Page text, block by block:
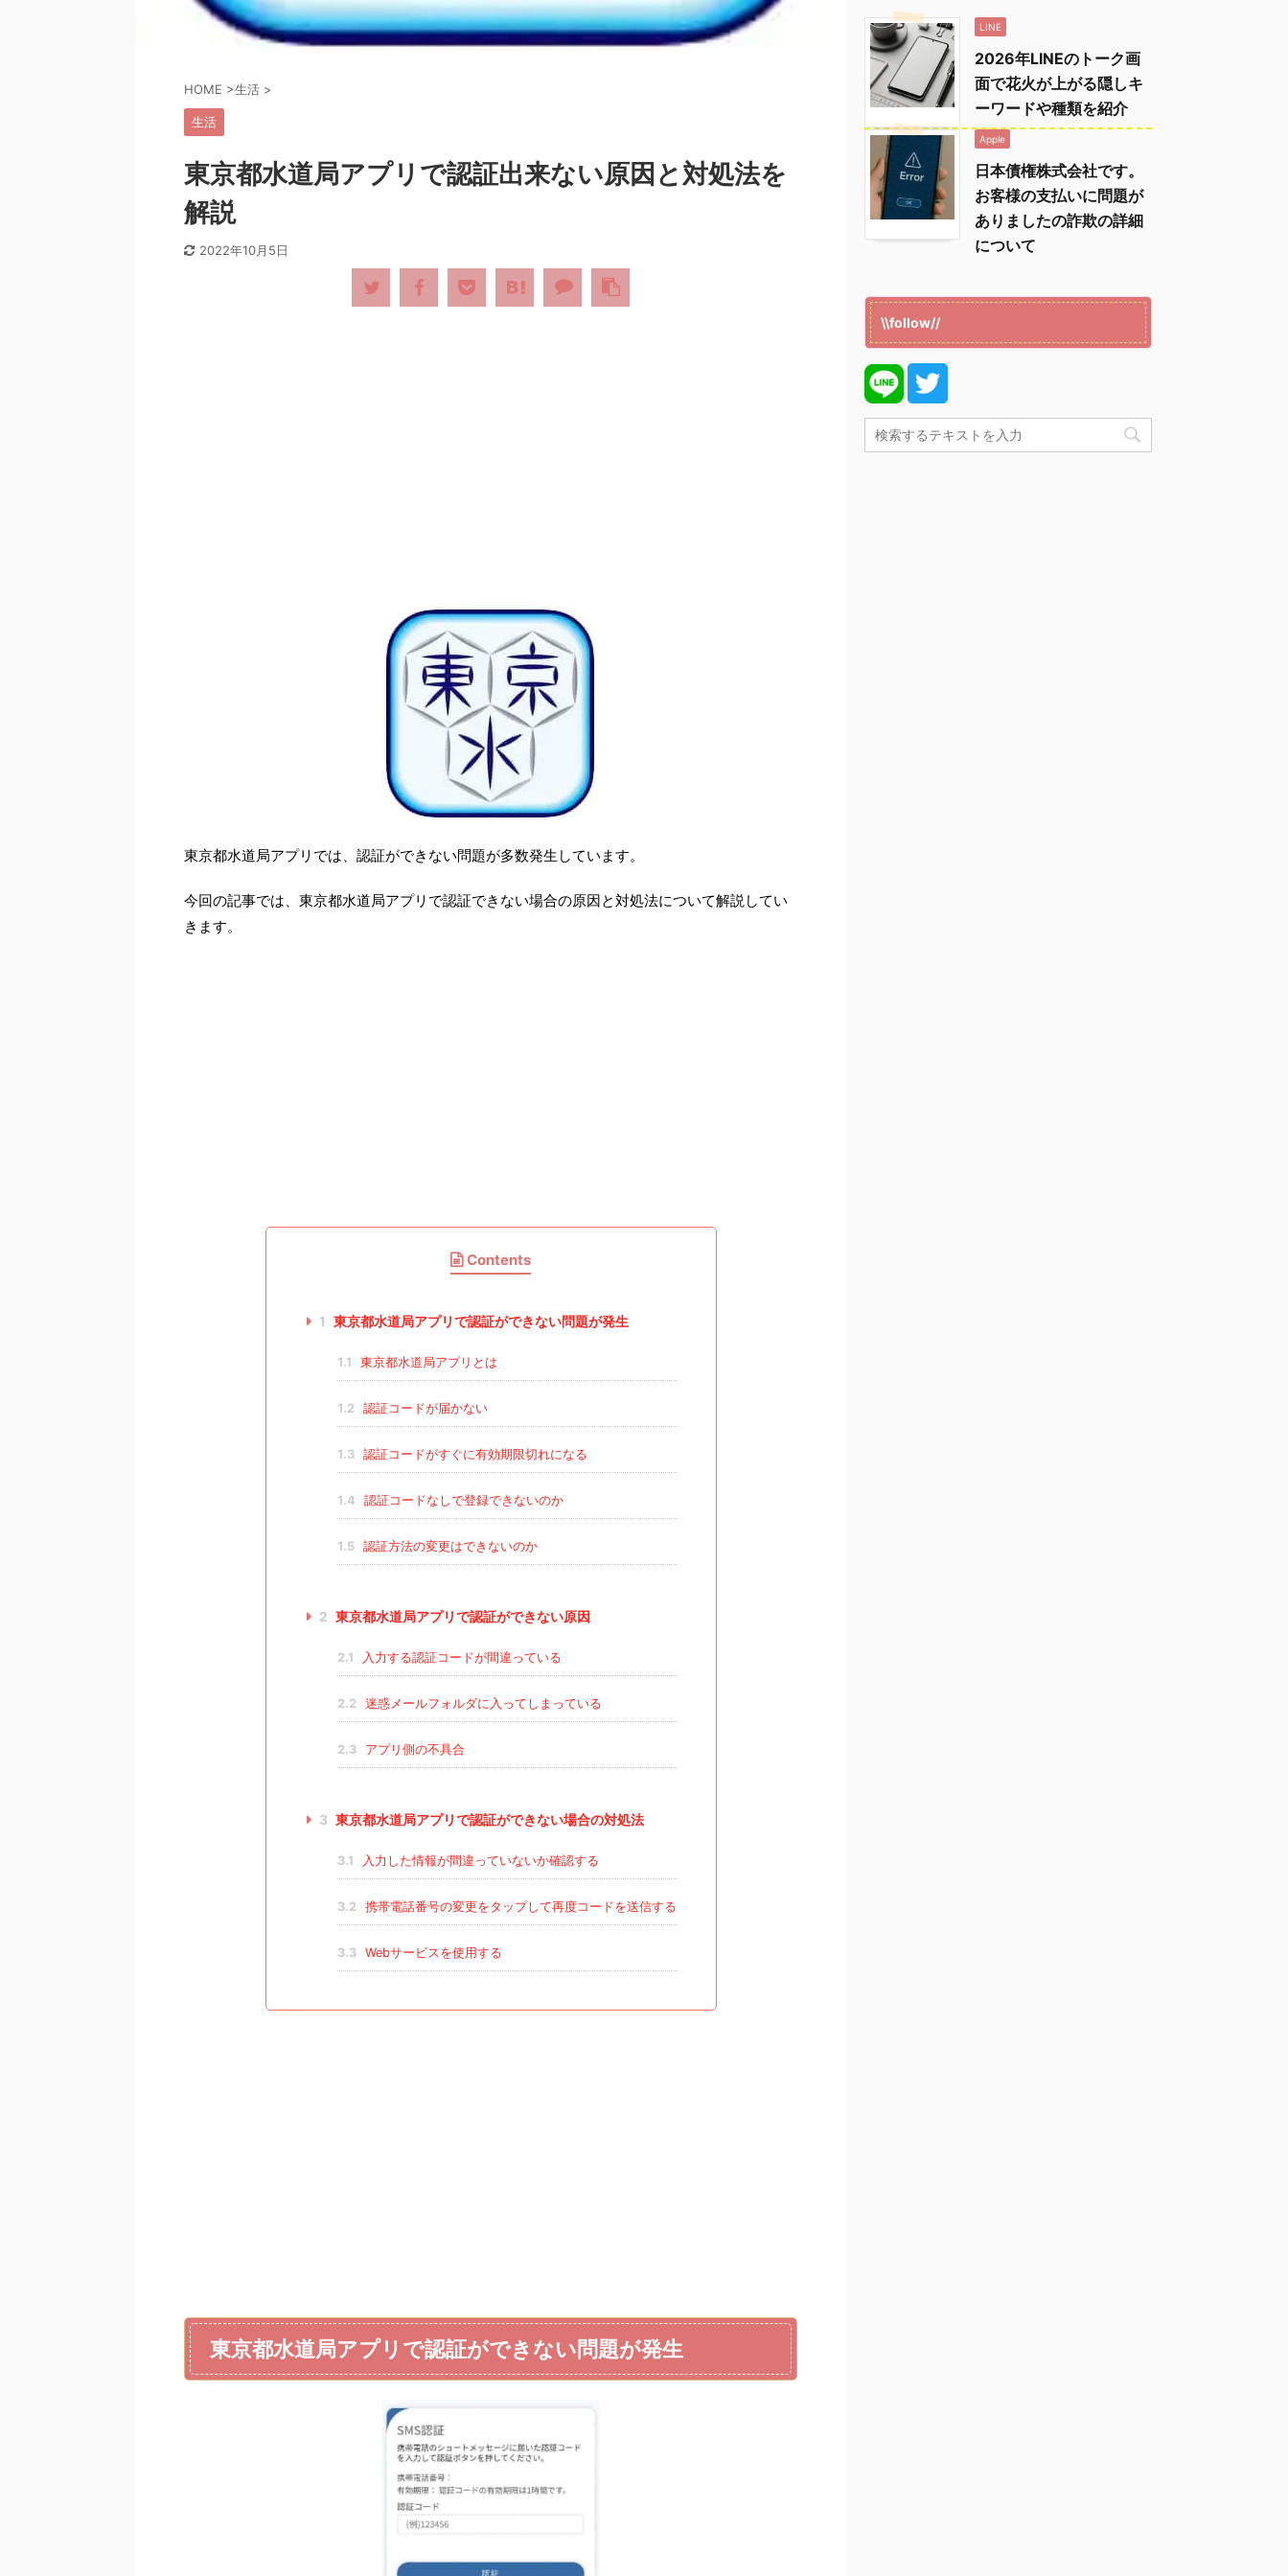
HOME >生活 >
生活
東京都水道局アプリで認証出来ない原因と対処法を
解説
2022年10月5日
東京都水道局アプリでは、認証ができない問題が多数発生しています。
今回の記事では、東京都水道局アプリで認証できない場合の原因と対処法について解説してい
きます。
Contents
1 東京都水道局アプリで認証ができない問題が発生
1.1 東京都水道局アプリとは
1.2 認証コードが届かない
1.3 認証コードがすぐに有効期限切れになる
1.4 認証コードなしで登録できないのか
1.5 認証方法の変更はできないのか
2 東京都水道局アプリで認証ができない原因
2.1 入力する認証コードが間違っている
2.2 迷惑メールフォルダに入ってしまっている
2.3 アプリ側の不具合
3 東京都水道局アプリで認証ができない場合の対処法
3.1 入力した情報が間違っていないか確認する
3.2 携帯電話番号の変更をタップして再度コードを送信する
3.3 Webサービスを使用する
東京都水道局アプリで認証ができない問題が発生
LINE
2026年LINEのトーク画
面で花火が上がる隠しキ
ーワードや種類を紹介
Apple
日本債権株式会社です。
お客様の支払いに問題が
ありましたの詐欺の詳細
について
\\follow//